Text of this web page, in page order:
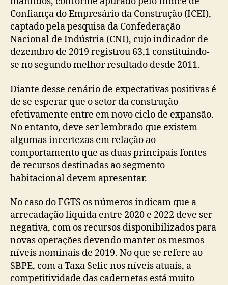
Confiança do Empresário da Construção (ICEI),
captado pela pesquisa da Confederação
Nacional de Indústria (CNI), cujo indicador de
dezembro de 2019 registrou 63,1 constituindo-
se no segundo melhor resultado desde 2011.
Diante desse cenário de expectativas positivas é
de se esperar que o setor da construção
efetivamente entre em novo ciclo de expansão.
No entanto, deve ser lembrado que existem
algumas incertezas em relação ao
comportamento que as duas principais fontes
de recursos destinadas ao segmento
habitacional devem apresentar.
No caso do FGTS os números indicam que a
arrecadação líquida entre 2020 e 2022 deve ser
negativa, com os recursos disponibilizados para
novas operações devendo manter os mesmos
níveis nominais de 2019. No que se refere ao
SBPE, com a Taxa Selic nos níveis atuais, a
competitividade das cadernetas está muito